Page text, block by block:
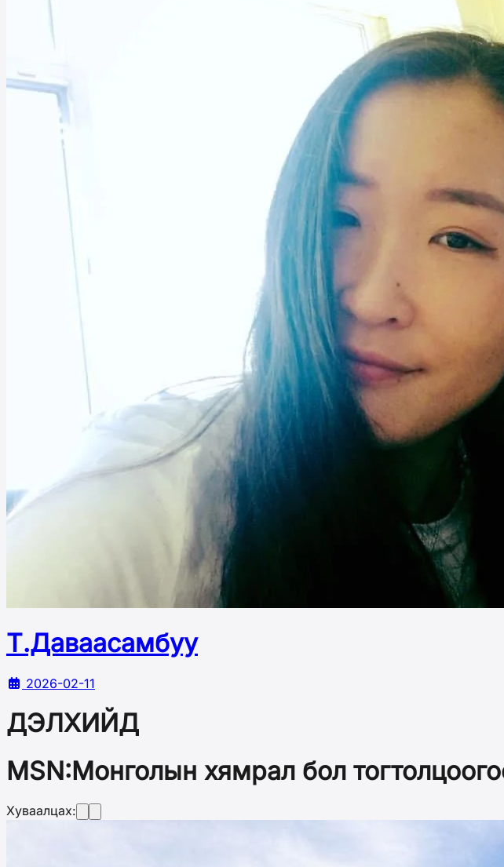
Т.Даваасамбуу
2026-02-11
ДЭЛХИЙД
MSN:Монголын хямрал бол
Хуваалцах: